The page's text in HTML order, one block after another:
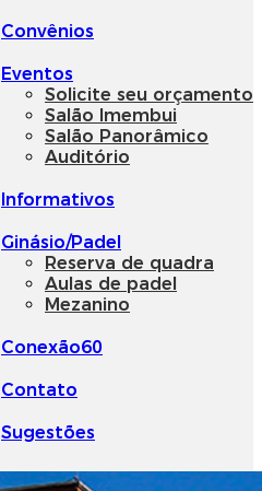
Convênios
Eventos
Solicite seu orçamento
Salão Imembui
Salão Panorâmico
Auditório
Informativos
Ginásio/Padel
Reserva de quadra
Aulas de padel
Mezanino
Conexão60
Contato
Sugestões